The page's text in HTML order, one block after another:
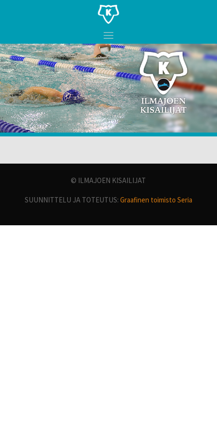
© ILMAJOEN KISAILIJAT
SUUNNITTELU JA TOTEUTUS: Graafinen toimisto Seria